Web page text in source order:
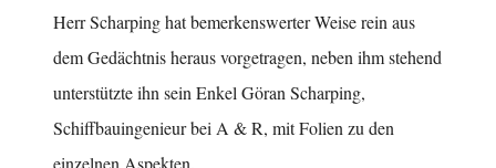
Herr Scharping hat bemerkenswerter Weise rein aus
dem Gedächtnis heraus vorgetragen, neben ihm stehend
unterstützte ihn sein Enkel Göran Scharping,
Schiffbauingenieur bei A & R, mit Folien zu den
einzelnen Aspekten.